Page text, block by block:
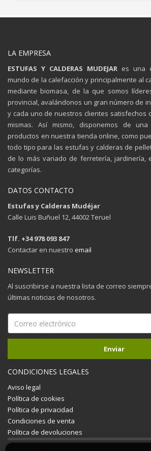
LA EMPRESA
ESTUFAS Y CALDERAS MUDEJAR es una
mundo de la calefacción y principalmente al
mediante biomasa, de la que somos
provincial, avalándonos un gran número de
y cada uno de nuestros clientes satisfechos
mismas. Así mismo, disponemos de
productos en nuestra tienda online, como
todo tipo para las estufas y calderas de
de lo más variado de ferretería, jardinería,
categorías.
DATOS CONTACTO
Estufas y Calderas Mudéjar
Calle Luis Buñuel 12, 44002 Teruel
Tlf. +34 978 093 847
Contactar en nuestro email
NEWSLETTER
Al suscribirse a nuestra lista de correo
últimas noticias de nosotros.
CONDICIONES LEGALES
Aviso legal
Política de cookies
Política de privacidad
Condiciones de venta
Política de devoluciones